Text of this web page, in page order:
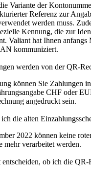
Variante der
Referenz zur
werden muss.
Kennung, die zur
Valiant hat Ihnen anfangs
kommuniziert.
werden von der QR-
können Sie Zahlungen
CHF oder
angedruckt sein.
die alten
2022 können keine
mehr verarbeitet werden.
ob ich die QR-